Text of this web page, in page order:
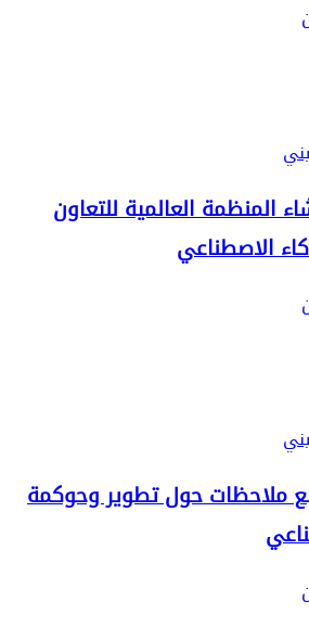
المنظمة العالمية للتعاون
الاصطناعي
ملاحظات حول تطوير وحوكمة